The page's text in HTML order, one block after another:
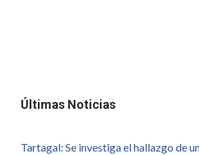
Últimas Noticias
Tartagal: Se investiga el hallazgo de